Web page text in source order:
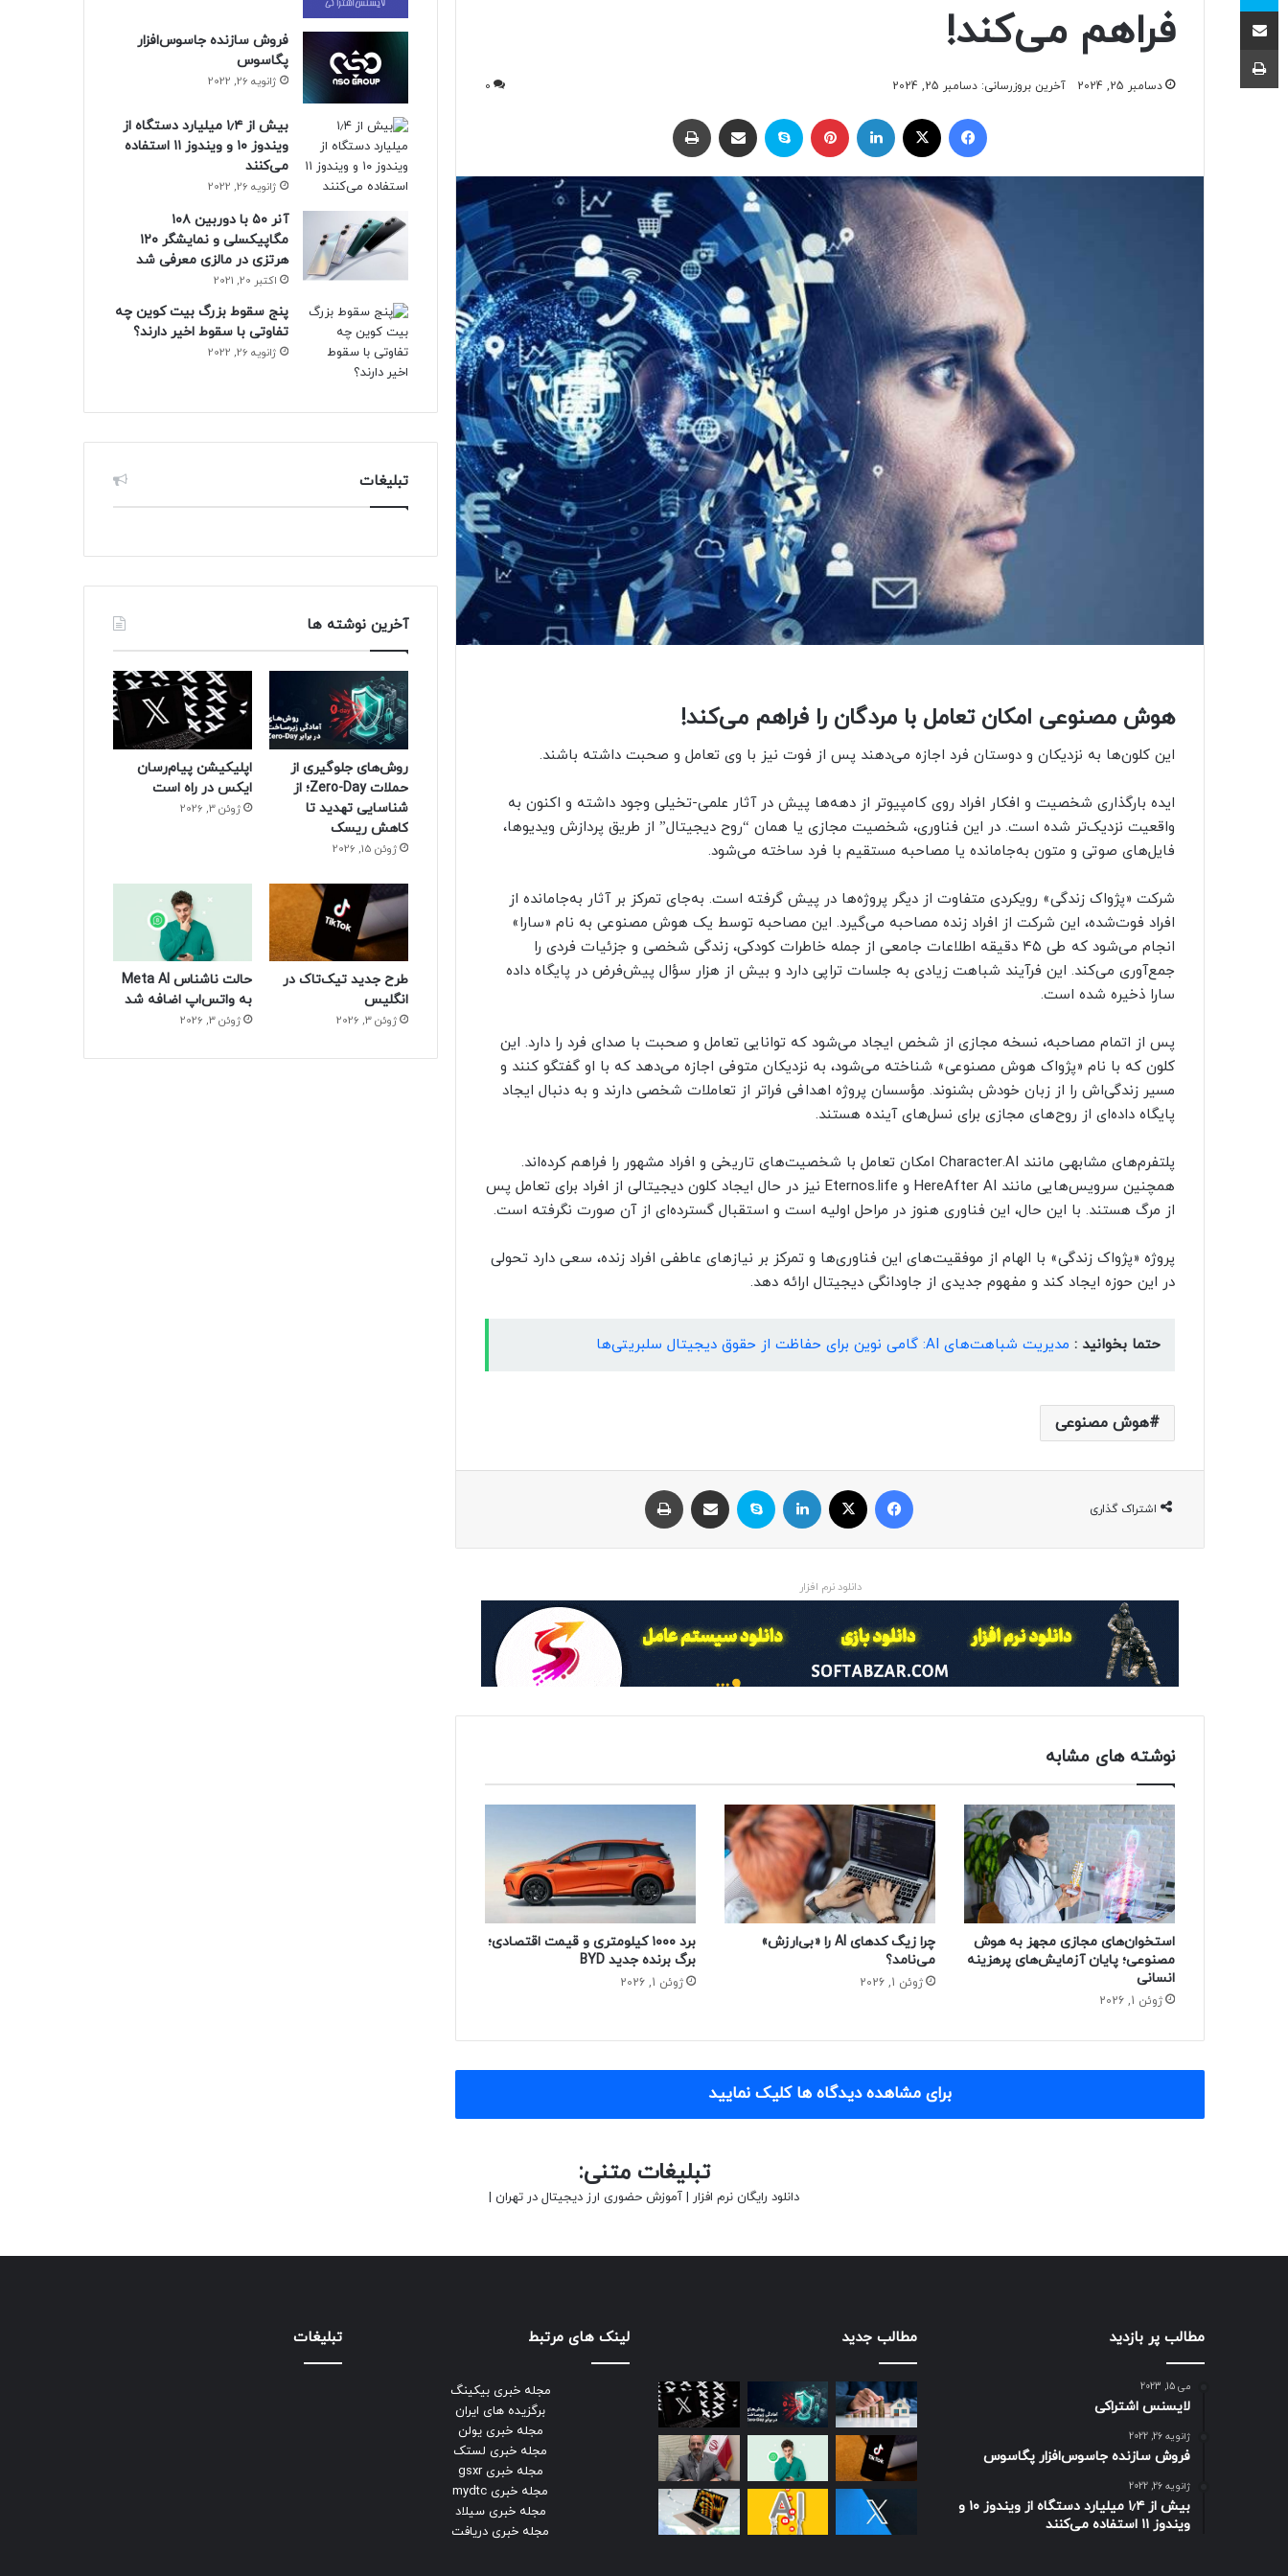
فراهم می‌کند!
دسامبر 25, 2024 آخرین بروزرسانی: دسامبر 25, 2024 0
ایکس
هوش مصنوعی امکان تعامل با مردگان را فراهم می‌کند!
این کلون‌ها به نزدیکان و دوستان فرد اجازه می‌دهند پس از فوت نیز با وی تعامل و صحبت داشته باشند.
ایده بارگذاری شخصیت و افکار افراد روی کامپیوتر از دهه‌ها پیش در آثار علمی-تخیلی وجود داشته و اکنون به
واقعیت نزدیک‌تر شده است. در این فناوری، شخصیت مجازی یا همان “روح دیجیتال” از طریق پردازش ویدیوها،
فایل‌های صوتی و متون به‌جامانده یا مصاحبه مستقیم با فرد ساخته می‌شود.
شرکت «پژواک زندگی» رویکردی متفاوت از دیگر پروژه‌ها در پیش گرفته است. به‌جای تمرکز بر آثار به‌جامانده از
افراد فوت‌شده، این شرکت از افراد زنده مصاحبه می‌گیرد. این مصاحبه توسط یک هوش مصنوعی به نام «سارا»
انجام می‌شود که طی ۴۵ دقیقه اطلاعات جامعی از جمله خاطرات کودکی، زندگی شخصی و جزئیات فردی را
جمع‌آوری می‌کند. این فرآیند شباهت زیادی به جلسات تراپی دارد و بیش از هزار سؤال پیش‌فرض در پایگاه داده
سارا ذخیره شده است.
پس از اتمام مصاحبه، نسخه مجازی از شخص ایجاد می‌شود که توانایی تعامل و صحبت با صدای فرد را دارد. این
کلون که با نام «پژواک هوش مصنوعی» شناخته می‌شود، به نزدیکان متوفی اجازه می‌دهد که با او گفتگو کنند و
مسیر زندگی‌اش را از زبان خودش بشنوند. مؤسسان پروژه اهدافی فراتر از تعاملات شخصی دارند و به دنبال ایجاد
پایگاه داده‌ای از روح‌های مجازی برای نسل‌های آینده هستند.
پلتفرم‌های مشابهی مانند Character.AI امکان تعامل با شخصیت‌های تاریخی و افراد مشهور را فراهم کرده‌اند.
همچنین سرویس‌هایی مانند HereAfter AI و Eternos.life نیز در حال ایجاد کلون دیجیتالی از افراد برای تعامل پس
از مرگ هستند. با این حال، این فناوری هنوز در مراحل اولیه است و استقبال گسترده‌ای از آن صورت نگرفته است.
پروژه «پژواک زندگی» با الهام از موفقیت‌های این فناوری‌ها و تمرکز بر نیازهای عاطفی افراد زنده، سعی دارد تحولی
در این حوزه ایجاد کند و مفهوم جدیدی از جاودانگی دیجیتال ارائه دهد.
حتما بخوانید : مدیریت شباهت‌های AI: گامی نوین برای حفاظت از حقوق دیجیتال سلبریتی‌ها
هوش مصنوعی
اشتراک گذاری
ایکس
دانلود نرم افزار
نوشته های مشابه
استخوان‌های مجازی مجهز به هوش
مصنوعی؛ پایان آزمایش‌های پرهزینه
انسانی
ژوئن 1, 2026
چرا زیگ کدهای AI را «بی‌ارزش»
می‌نامد؟
ژوئن 1, 2026
برد ۱۰۰۰ کیلومتری و قیمت اقتصادی؛
برگ برنده جدید BYD
ژوئن 1, 2026
برای مشاهده دیدگاه ها کلیک نمایید
فروش سازنده جاسوس‌افزار
پگاسوس
ژانویه 26, 2022
بیش از ۱٫۴ میلیارد دستگاه از
ویندوز ۱۰ و ویندوز ۱۱ استفاده
می‌کنند
ژانویه 26, 2022
آنر ۵۰ با دوربین ۱۰۸
مگاپیکسلی و نمایشگر ۱۲۰
هرتزی در مالزی معرفی شد
اکتبر 20, 2021
پنج سقوط بزرگ بیت کوین چه
تفاوتی با سقوط اخیر دارند؟
ژانویه 26, 2022
تبلیغات
آخرین نوشته ها
روش‌های جلوگیری از
حملات Zero-Day؛ از
شناسایی تهدید تا
کاهش ریسک
ژوئن 15, 2026
اپلیکیشن پیام‌رسان
ایکس در راه است
ژوئن 3, 2026
طرح جدید تیک‌تاک در
انگلیس
ژوئن 3, 2026
حالت ناشناس Meta AI
به واتس‌اپ اضافه شد
ژوئن 3, 2026
تبلیغات متنی:
دانلود رایگان نرم افزار آموزش حضوری ارز دیجیتال در تهران
مطالب پر بازدید
می 15, 2023
لایسنس اشتراکی
ژانویه 26, 2022
فروش سازنده جاسوس‌افزار پگاسوس
ژانویه 26, 2022
بیش از ۱٫۴ میلیارد دستگاه از ویندوز ۱۰ و
ویندوز ۱۱ استفاده می‌کنند
مطالب جدید لینک های مرتبط
مجله خبری بیکینگ
برگزیده های ایران
مجله خبری یولن
مجله خبری لستک
مجله خبری gsxr
مجله خبری mydtc
مجله خبری سیلاد
مجله خبری دریافت
تبلیغات